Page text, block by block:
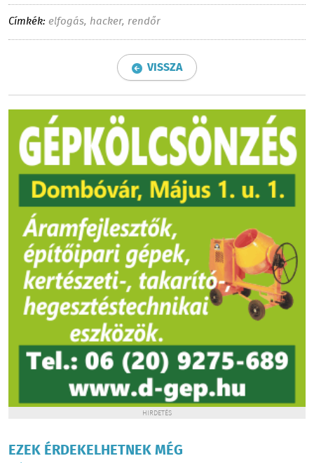
Címkék: elfogás, hacker, rendőr
VISSZA
HIRDETÉS
EZEK ÉRDEKELHETNEK MÉG